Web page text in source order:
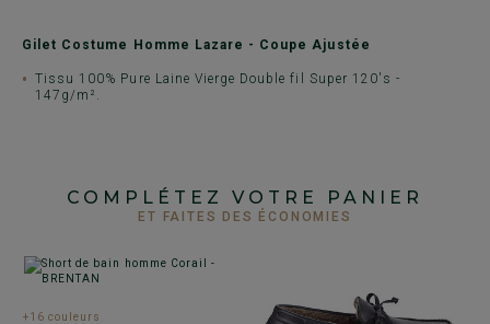
Gilet Costume Homme Lazare - Coupe Ajustée
Tissu 100% Pure Laine Vierge Double fil Super 120's -
147g/m².
COMPLÉTEZ VOTRE PANIER
ET FAITES DES ÉCONOMIES
+16 couleurs